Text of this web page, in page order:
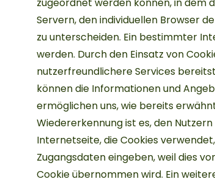
Servern, den individuellen Browser
zu unterscheiden. Ein bestimmter
werden. Durch den Einsatz von
nutzerfreundlichere Services
können die Informationen und
ermöglichen uns, wie bereits
Wiedererkennung ist es, den
Internetseite, die Cookies
Zugangsdaten eingeben, weil dies
Cookie übernommen wird. Ein